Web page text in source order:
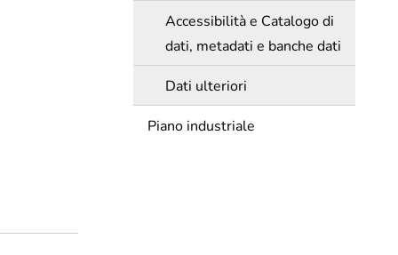
Accessibilità e Catalogo di
dati, metadati e banche dati
Dati ulteriori
Piano industriale